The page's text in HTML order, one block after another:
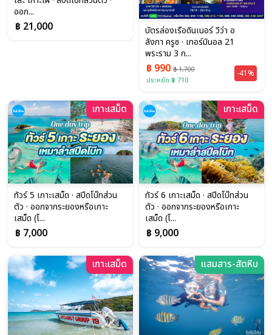
ออก...
฿ 21,000
บัตรล่องเรือดินเนอร์ วีว่า อ
ลังกา ครูซ · เทอร์มินอล 21
พระราม 3 ก...
฿ 990 ฿ 1,700
ประหยัด ฿ 710
-41%
เกาะเสม็ด
ทัวร์ 5 เกาะเสม็ด · สปีดโบ๊ทส่วน
ตัว · ออกจากระยองหรือเกาะ
เสม็ด (โ...
฿ 7,000
เกาะเสม็ด
ทัวร์ 6 เกาะเสม็ด · สปีดโบ๊ทส่วน
ตัว · ออกจากระยองหรือเกาะ
เสม็ด (โ...
฿ 9,000
เกาะเสม็ด แสมสาร-สัตหีบ